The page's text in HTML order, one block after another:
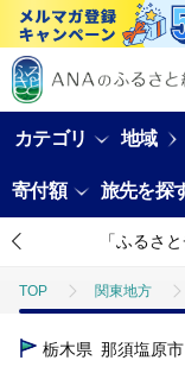
カテゴリ 地域
寄付額 旅先を探
「ふるさ
TOP 関東地方
TOP
栃木県 那須塩原市